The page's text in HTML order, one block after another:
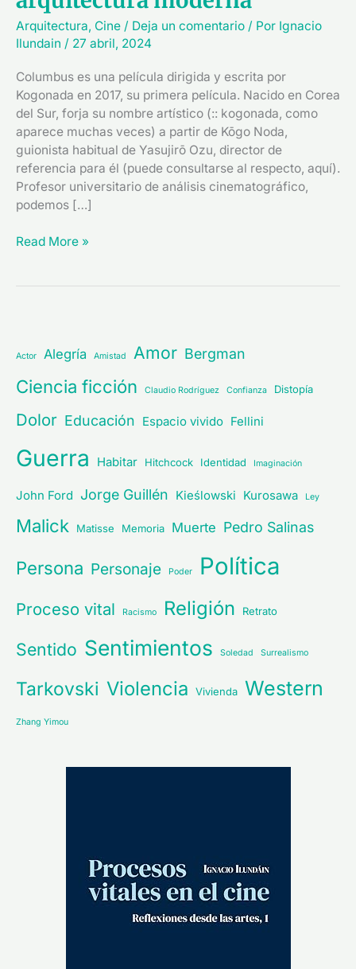
Arquitectura, Cine / Deja un comentario / Por Ignacio
Ilundain / 27 abril, 2024
Columbus es una película dirigida y escrita por
Kogonada en 2017, su primera película. Nacido en Corea
del Sur, forja su nombre artístico (:: kogonada, como
aparece muchas veces) a partir de Kōgo Noda,
guionista habitual de Yasujirō Ozu, director de
referencia para él (puede consultarse al respecto, aquí).
Profesor universitario de análisis cinematográfico,
podemos […]
Read More »
Actor Alegría Amistad Amor Bergman
Ciencia ficción Claudio Rodríguez Confianza Distopía
Dolor Educación Espacio vivido Fellini
Guerra Habitar Hitchcock Identidad Imaginación
John Ford Jorge Guillén Kieślowski Kurosawa Ley
Malick Matisse Memoria Muerte Pedro Salinas
Persona Personaje Poder Política
Proceso vital Racismo Religión Retrato
Sentido Sentimientos Soledad Surrealismo
Tarkovski Violencia Vivienda Western
Zhang Yimou